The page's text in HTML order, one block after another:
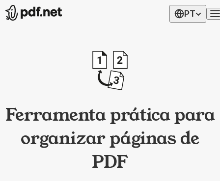
PT
Ferramenta prática para
organizar páginas de
PDF